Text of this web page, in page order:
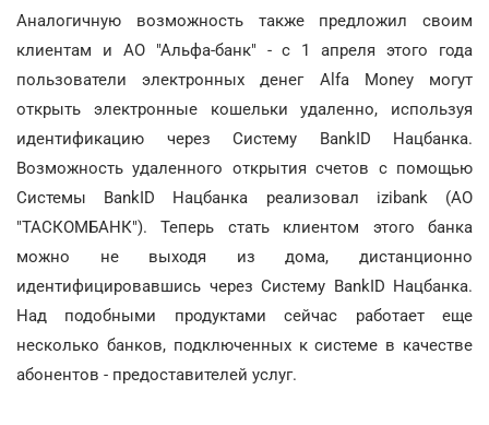
Аналогичную возможность также предложил своим
клиентам и АО "Альфа-банк" - с 1 апреля этого года
пользователи электронных денег Alfa Money могут
открыть электронные кошельки удаленно, используя
идентификацию через Систему BankID Нацбанка.
Возможность удаленного открытия счетов с помощью
Системы BankID Нацбанка реализовал izibank (АО
"ТАСКОМБАНК"). Теперь стать клиентом этого банка
можно не выходя из дома, дистанционно
идентифицировавшись через Систему BankID Нацбанка.
Над подобными продуктами сейчас работает еще
несколько банков, подключенных к системе в качестве
абонентов - предоставителей услуг.